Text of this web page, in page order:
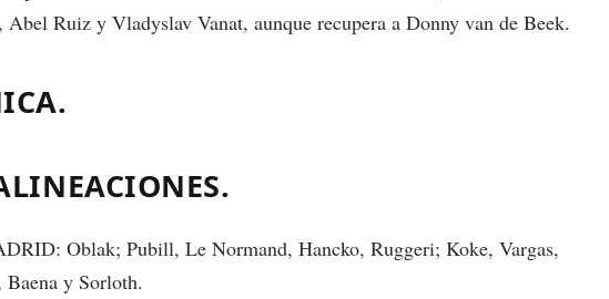
Ruiz y Vladyslav Vanat, aunque recupera a Donny van de Beek.
Oblak; Pubill, Le Normand, Hancko, Ruggeri; Koke, Vargas,
y Sorloth.